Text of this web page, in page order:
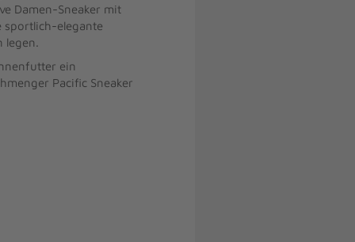
Damen-Sneaker mit
sportlich-elegante
legen.
ein
Pacific Sneaker